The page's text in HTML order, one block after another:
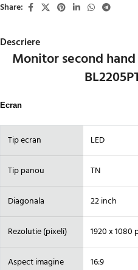
Share:
Descriere
Monitor second
Ecran
Tip ecran LED
Tip panou TN
Diagonala 22 inch
Rezolutie (pixeli) 1920 x 1080
Aspect imagine 16:9